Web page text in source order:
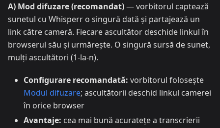
A) Mod difuzare (recomandat)— vorbitorul captează
sunetul cu Whisperr o singură dată și partajează un
link către cameră. Fiecare ascultător deschide linkul în
browserul său și urmărește. O singură sursă de sunet,
mulți ascultători (1-la-n).
Configurare recomandată: vorbitorul folosește
Modul difuzare; ascultătorii deschid linkul camerei
în orice browser
Avantaje: cea mai bună acuratețe a transcrierii